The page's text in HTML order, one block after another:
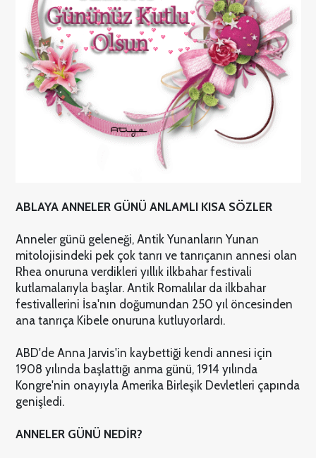
ABLAYA ANNELER GÜNÜ ANLAMLI KISA SÖZLER
Anneler günü geleneği, Antik Yunanların Yunan
mitolojisindeki pek çok tanrı ve tanrıçanın annesi olan
Rhea onuruna verdikleri yıllık ilkbahar festivali
kutlamalarıyla başlar. Antik Romalılar da ilkbahar
festivallerini İsa'nın doğumundan 250 yıl öncesinden
ana tanrıça Kibele onuruna kutluyorlardı.
ABD'de Anna Jarvis'in kaybettiği kendi annesi için
1908 yılında başlattığı anma günü, 1914 yılında
Kongre'nin onayıyla Amerika Birleşik Devletleri çapında
genişledi.
ANNELER GÜNÜ NEDİR?